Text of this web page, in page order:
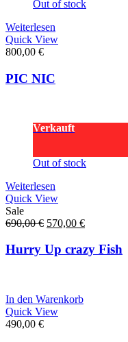
Out of stock
Weiterlesen
Quick View
800,00 €
PIC NIC
Verkauft
Out of stock
Weiterlesen
Quick View
Sale
690,00€ Ursprünglicher
war:
690,00 €
570,00 €Aktueller
ist:
570,00 €.
Hurry Up crazy Fish
In den Warenkorb
Quick View
490,00 €